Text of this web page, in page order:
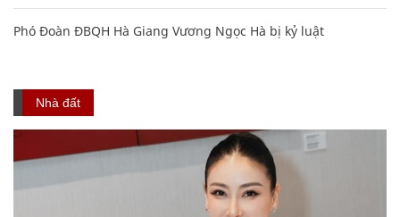
Phó Đoàn ĐBQH Hà Giang Vương Ngọc Hà bị kỷ luật
Nhà đất